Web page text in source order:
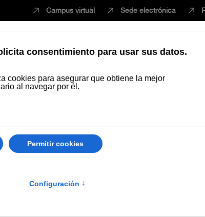
Campus virtual Sede electrónica
EstudiarInnovaciónVida universitaria